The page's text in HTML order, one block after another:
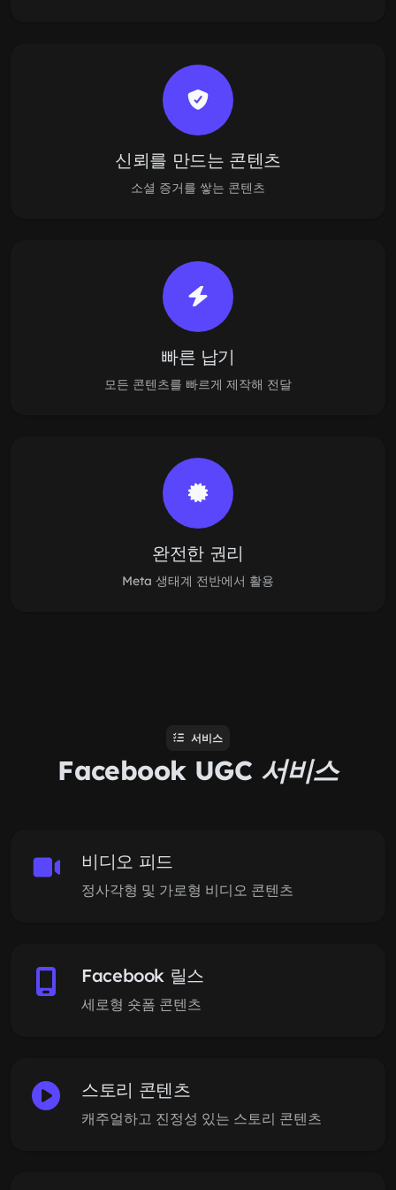
신뢰를 만드는 콘텐츠
소셜 증거를 쌓는 콘텐츠
빠른 납기
모든 콘텐츠를 빠르게 제작해 전달
완전한 권리
Meta 생태계 전반에서 활용
서비스
Facebook UGC 서비스
비디오 피드
정사각형 및 가로형 비디오 콘텐츠
Facebook 릴스
세로형 숏폼 콘텐츠
스토리 콘텐츠
캐주얼하고 진정성 있는 스토리 콘텐츠